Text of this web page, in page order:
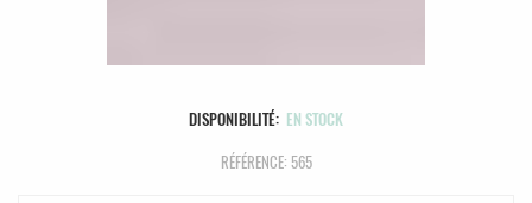
DISPONIBILITÉ: EN STOCK
RÉFÉRENCE: 565